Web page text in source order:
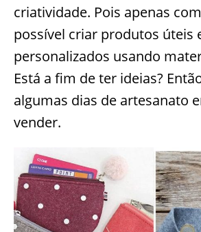
criatividade. Pois apenas
possível criar produtos úteis
personalizados usando
Está a fim de ter ideias?
algumas dias de artesanato
vender.